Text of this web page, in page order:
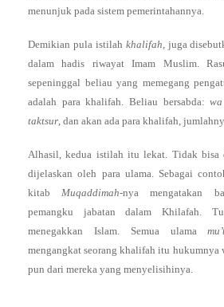
menunjuk pada sistem pemerintahannya.
Demikian pula istilah khalifah, juga
dalam hadis riwayat Imam Muslim.
sepeninggal beliau yang memegang
adalah para khalifah. Beliau bersabda:
taktsur, dan akan ada para khalifah,
Alhasil, kedua istilah itu lekat. Tidak bisa
dijelaskan oleh para ulama. Sebagai
kitabMuqaddimah-nya mengatakan
pemangku jabatan dalam Khilafah.
menegakkan Islam. Semua ulama
mengangkat seorang khalifah itu hukumnya
pun dari mereka yang menyelisihinya.